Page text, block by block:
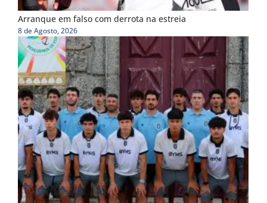
Arranque em falso com derrota na estreia
8 de Agosto, 2026